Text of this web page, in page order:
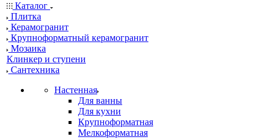
Каталог
Плитка
Керамогранит
Крупноформатный керамогранит
Мозаика
Клинкер и ступени
Сантехника
Настенная
Для ванны
Для кухни
Крупноформатная
Мелкоформатная